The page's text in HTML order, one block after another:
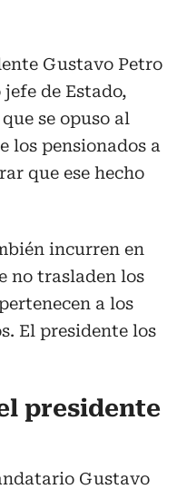
Gustavo Petro
de Estado,
se opuso al
los pensionados a
que ese hecho
incurren en
no trasladen los
a los
El presidente los
presidente
Gustavo